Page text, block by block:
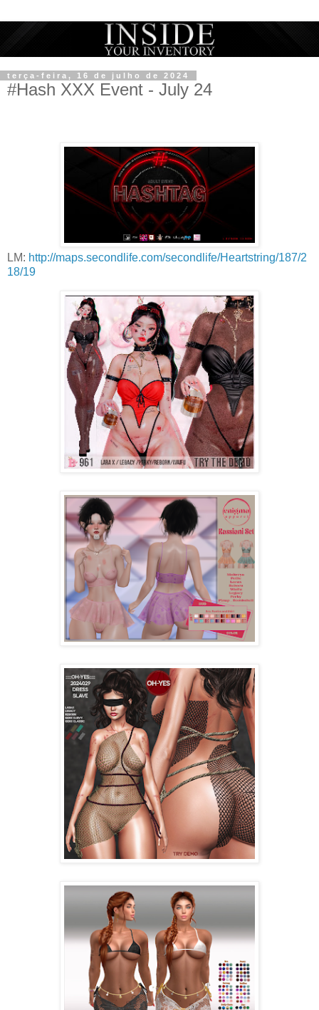
terça-feira, 16 de julho de 2024
#Hash XXX Event - July 24
LM: http://maps.secondlife.com/secondlife/Heartstring/187/2
18/19